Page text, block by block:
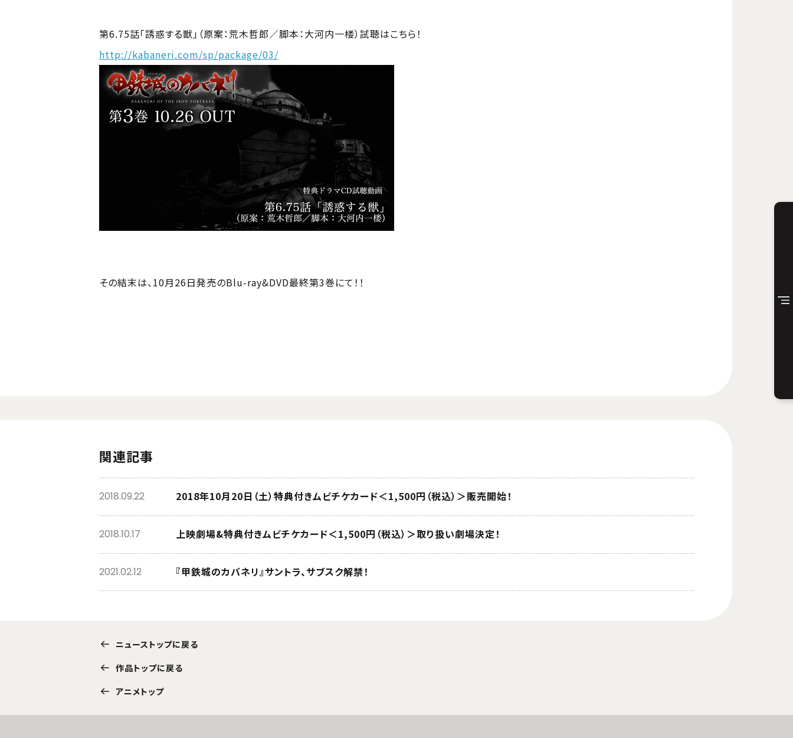
第6.75話「誘惑する獣」（原案：荒木哲郎／脚本：大河内一楼）試聴はこちら！
http://kabaneri.com/sp/package/03/
その結末は、10月26日発売のBlu-ray&DVD最終第3巻にて！！
関連記事
2018年10月20日（土）特典付きムビチケカード＜1,500円（税込）＞販売開始！
2018.09.22
上映劇場&特典付きムビチケカード＜1,500円（税込）＞取り扱い劇場決定！
2018.10.17
『甲鉄城のカバネリ』サントラ、サブスク解禁！
2021.02.12
ニューストップに戻る
作品トップに戻る
アニメトップ